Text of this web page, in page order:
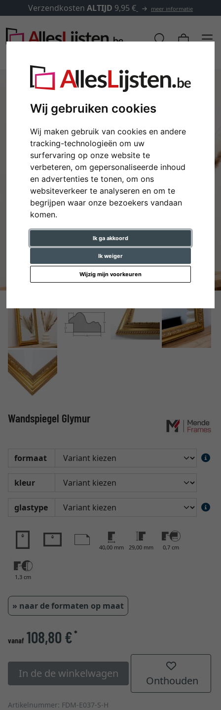
Wij gebruiken cookies
Wij maken gebruik van cookies en andere
tracking-technologieën om uw
surfervaring op onze website te
verbeteren, om gepersonaliseerde inhoud
en advertenties te tonen, om ons
websiteverkeer te analyseren en om te
begrijpen waar onze bezoekers vandaan
komen.
Ik ga akkoord
Ik weiger
Wijzig mijn voorkeuren
Verzendkosten ALTIJD 9,95 € meer informatie
Terug
Wandspiegel Glymur
formaat
kleur
glastype
40,00 mm 29,00 mm 0,7 cm
1,3 cm
» naar de formaten op maat
vanaf 108,80 €*
In de de winkelwagen
Onthouden
Artikelnummer: FDM-E037-S-H